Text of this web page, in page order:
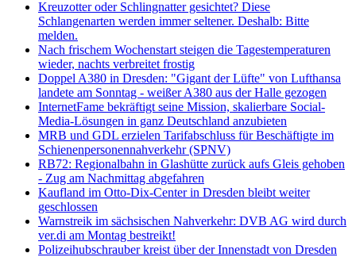
Kreuzotter oder Schlingnatter gesichtet? Diese
Schlangenarten werden immer seltener. Deshalb: Bitte
melden.
Nach frischem Wochenstart steigen die Tagestemperaturen
wieder, nachts verbreitet frostig
Doppel A380 in Dresden: "Gigant der Lüfte" von Lufthansa
landete am Sonntag - weißer A380 aus der Halle gezogen
InternetFame bekräftigt seine Mission, skalierbare Social-
Media-Lösungen in ganz Deutschland anzubieten
MRB und GDL erzielen Tarifabschluss für Beschäftigte im
Schienenpersonennahverkehr (SPNV)
RB72: Regionalbahn in Glashütte zurück aufs Gleis gehoben
- Zug am Nachmittag abgefahren
Kaufland im Otto-Dix-Center in Dresden bleibt weiter
geschlossen
Warnstreik im sächsischen Nahverkehr: DVB AG wird durch
ver.di am Montag bestreikt!
Polizeihubschrauber kreist über der Innenstadt von Dresden